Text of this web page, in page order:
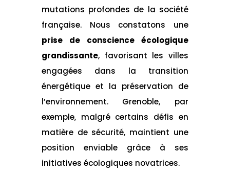
mutations profondes de la société
française. Nous constatons une
prise de conscience écologique
grandissante, favorisant les villes
engagées dans la transition
énergétique et la préservation de
l’environnement. Grenoble, par
exemple, malgré certains défis en
matière de sécurité, maintient une
position enviable grâce à ses
initiatives écologiques novatrices.